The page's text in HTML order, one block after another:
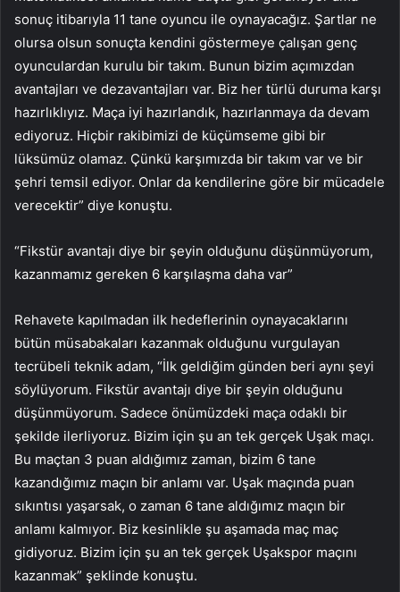
sonuç itibarıyla 11 tane oyuncu ile oynayacağız. Şartlar ne
olursa olsun sonuçta kendini göstermeye çalışan genç
oyunculardan kurulu bir takım. Bunun bizim açımızdan
avantajları ve dezavantajları var. Biz her türlü duruma karşı
hazırlıklıyız. Maça iyi hazırlandık, hazırlanmaya da devam
ediyoruz. Hiçbir rakibimizi de küçümseme gibi bir
lüksümüz olamaz. Çünkü karşımızda bir takım var ve bir
şehri temsil ediyor. Onlar da kendilerine göre bir mücadele
verecektir” diye konuştu.
“Fikstür avantajı diye bir şeyin olduğunu düşünmüyorum,
kazanmamız gereken 6 karşılaşma daha var”
Rehavete kapılmadan ilk hedeflerinin oynayacaklarını
bütün müsabakaları kazanmak olduğunu vurgulayan
tecrübeli teknik adam, “İlk geldiğim günden beri aynı şeyi
söylüyorum. Fikstür avantajı diye bir şeyin olduğunu
düşünmüyorum. Sadece önümüzdeki maça odaklı bir
şekilde ilerliyoruz. Bizim için şu an tek gerçek Uşak maçı.
Bu maçtan 3 puan aldığımız zaman, bizim 6 tane
kazandığımız maçın bir anlamı var. Uşak maçında puan
sıkıntısı yaşarsak, o zaman 6 tane aldığımız maçın bir
anlamı kalmıyor. Biz kesinlikle şu aşamada maç maç
gidiyoruz. Bizim için şu an tek gerçek Uşakspor maçını
kazanmak” şeklinde konuştu.